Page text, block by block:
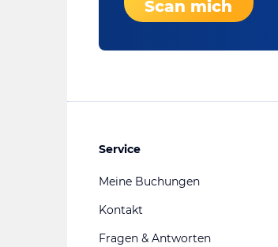
Scan mich
Service
Meine Buchungen
Kontakt
Fragen & Antworten